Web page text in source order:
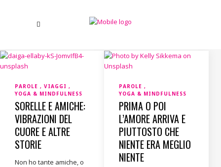
PAROLE
VIAGGI
YOGA & MINDFULNESS
SORELLE E AMICHE:
VIBRAZIONI DEL
CUORE E ALTRE
STORIE
Non ho tante amiche, o
PAROLE
YOGA & MINDFULNESS
PRIMA O POI
L’AMORE ARRIVA E
PIUTTOSTO CHE
NIENTE ERA MEGLIO
NIENTE